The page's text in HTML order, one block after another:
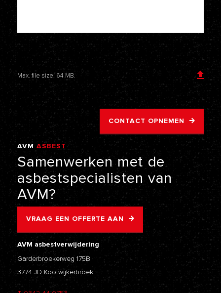
Voeg een bijlage toe
Max. file size: 64 MB.
CONTACT OPNEMEN
AVM ASBEST
VERWIJDERING
Samenwerken met de
asbestspecialisten van
AVM?
VRAAG EEN OFFERTE AAN
AVM asbestverwijdering
Garderbroekerweg 175B
3774 JD Kootwijkerbroek